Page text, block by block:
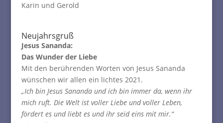
Karin und Gerold
Neujahrsgruß
Jesus Sananda:
Das Wunder der Liebe
Mit den berührenden Worten von Jesus Sananda
wünschen wir allen ein lichtes 2021.
„Ich bin Jesus Sananda und ich bin immer da, wenn ihr
mich ruft. Die Welt ist voller Liebe und voller Leben,
fördert es und liebt es und ihr seid eins mit mir.“